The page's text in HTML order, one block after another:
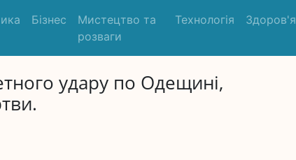
Бізнес
Мистецтво та
розваги
Технологія Здоров'я
удару по Одещині,